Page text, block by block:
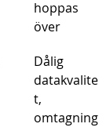
hoppas
över
Dålig
datakvalite
t,
omtagning